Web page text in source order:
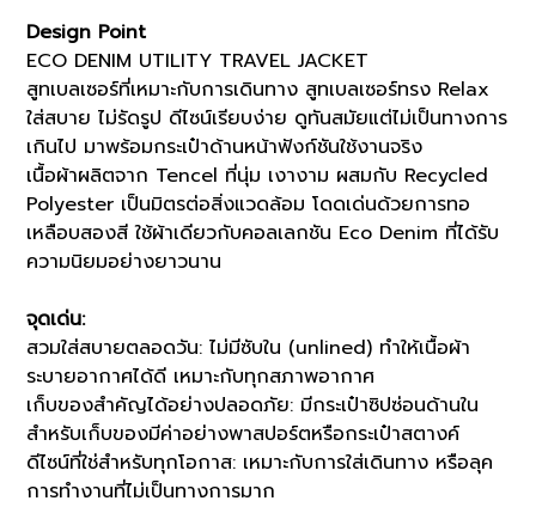
quantity
Design Point
ECO DENIM UTILITY TRAVEL JACKET
สูทเบลเซอร์ที่เหมาะกับการเดินทาง สูทเบลเซอร์ทรง Relax
ใส่สบาย ไม่รัดรูป ดีไซน์เรียบง่าย ดูทันสมัยแต่ไม่เป็นทางการ
เกินไป มาพร้อมกระเป๋าด้านหน้าฟังก์ชันใช้งานจริง
เนื้อผ้าผลิตจาก Tencel ที่นุ่ม เงางาม ผสมกับ Recycled
Polyester เป็นมิตรต่อสิ่งแวดล้อม โดดเด่นด้วยการทอ
เหลือบสองสี ใช้ผ้าเดียวกับคอลเลกชัน Eco Denim ที่ได้รับ
ความนิยมอย่างยาวนาน
จุดเด่น:
สวมใส่สบายตลอดวัน: ไม่มีซับใน (unlined) ทำให้เนื้อผ้า
ระบายอากาศได้ดี เหมาะกับทุกสภาพอากาศ
เก็บของสำคัญได้อย่างปลอดภัย: มีกระเป๋าซิปซ่อนด้านใน
สำหรับเก็บของมีค่าอย่างพาสปอร์ตหรือกระเป๋าสตางค์
ดีไซน์ที่ใช่สำหรับทุกโอกาส: เหมาะกับการใส่เดินทาง หรือลุค
การทำงานที่ไม่เป็นทางการมาก